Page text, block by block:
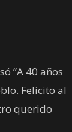
“A 40 años
Felicito al
querido